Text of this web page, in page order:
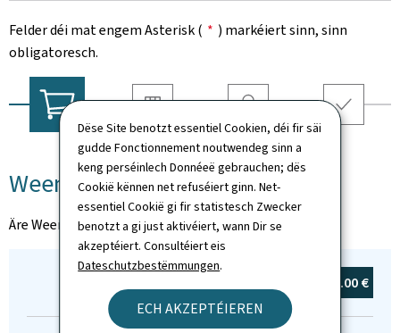
Dëse Site benotzt essentiel Cookien, déi fir säi
gudde Fonctionnement noutwendeg sinn a
keng perséinlech Donnéeë gebrauchen; dës
Cookië kënnen net refuséiert ginn. Net-
essentiel Cookië gi fir statistesch Zwecker
benotzt a gi just aktivéiert, wann Dir se
akzeptéiert. Consultéiert eis
Dateschutzbestëmmungen.
ECH AKZEPTÉIEREN
Felder déi mat engem Asterisk ( * ) markéiert sinn, sinn
obligatoresch.
Weenchen Liwwerung Coordonnéeën
Weenchen
Äre Weenchen ass eidel
0.00 €